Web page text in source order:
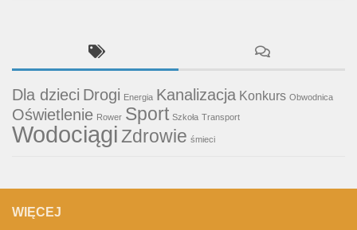
Dla dzieci Drogi Energia Kanalizacja Konkurs Obwodnica
Oświetlenie Rower Sport Szkoła Transport
WodociągiZdrowie śmieci
WIĘCEJ